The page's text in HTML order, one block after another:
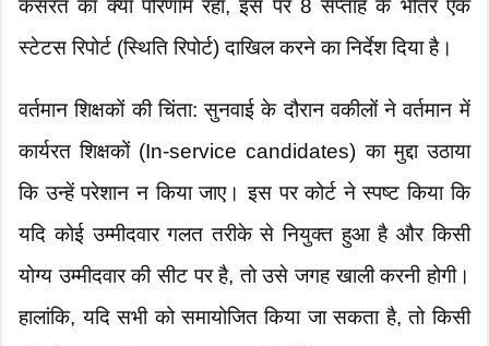
कसरत का क्या परिणाम रहा, इस पर 8 सप्ताह के भीतर एक
स्टेटस रिपोर्ट (स्थिति रिपोर्ट) दाखिल करने का निर्देश दिया है।
​वर्तमान शिक्षकों की चिंता: सुनवाई के दौरान वकीलों ने वर्तमान में
कार्यरत शिक्षकों (In-service candidates) का मुद्दा उठाया
कि उन्हें परेशान न किया जाए। इस पर कोर्ट ने स्पष्ट किया कि
यदि कोई उम्मीदवार गलत तरीके से नियुक्त हुआ है और किसी
योग्य उम्मीदवार की सीट पर है, तो उसे जगह खाली करनी होगी।
हालांकि, यदि सभी को समायोजित किया जा सकता है, तो किसी